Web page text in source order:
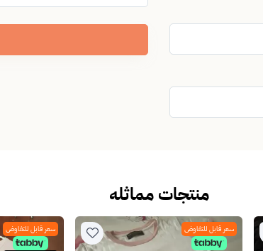
منتجات مماثله
سعر قابل للتفاوض سعر قابل للتفاوض